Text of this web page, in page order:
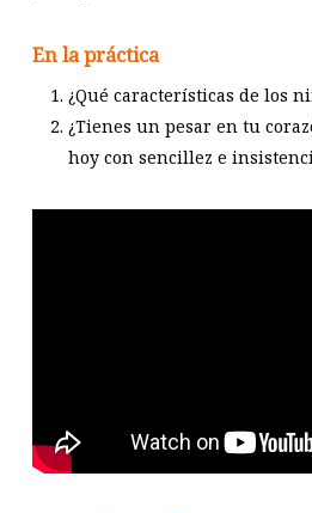
En la práctica
¿Qué características de los
¿Tienes un pesar en tu
hoy con sencillez e